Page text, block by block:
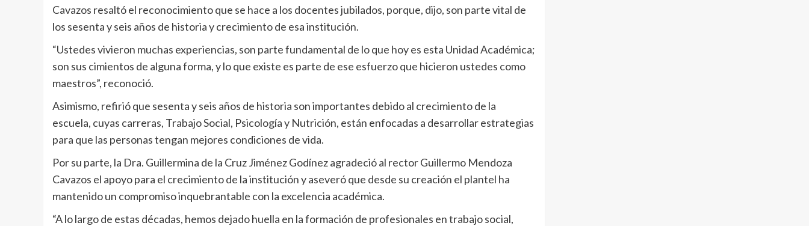
Cavazos resaltó el reconocimiento que se hace a los docentes jubilados, porque, dijo, son parte vital de
los sesenta y seis años de historia y crecimiento de esa institución.
“Ustedes vivieron muchas experiencias, son parte fundamental de lo que hoy es esta Unidad Académica;
son sus cimientos de alguna forma, y lo que existe es parte de ese esfuerzo que hicieron ustedes como
maestros”, reconoció.
Asimismo, refirió que sesenta y seis años de historia son importantes debido al crecimiento de la
escuela, cuyas carreras, Trabajo Social, Psicología y Nutrición, están enfocadas a desarrollar estrategias
para que las personas tengan mejores condiciones de vida.
Por su parte, la Dra. Guillermina de la Cruz Jiménez Godínez agradeció al rector Guillermo Mendoza
Cavazos el apoyo para el crecimiento de la institución y aseveró que desde su creación el plantel ha
mantenido un compromiso inquebrantable con la excelencia académica.
“A lo largo de estas décadas, hemos dejado huella en la formación de profesionales en trabajo social,